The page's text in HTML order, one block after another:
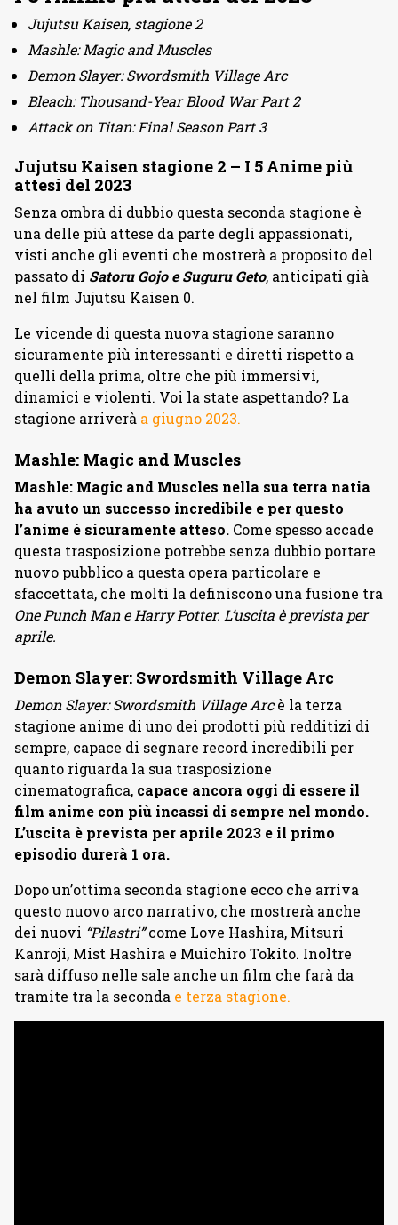
Jujutsu Kaisen, stagione 2
Mashle: Magic and Muscles
Demon Slayer: Swordsmith Village Arc
Bleach: Thousand-Year Blood War Part 2
Attack on Titan: Final Season Part 3
Jujutsu Kaisen stagione 2 – I 5 Anime più
attesi del 2023
Senza ombra di dubbio questa seconda stagione è
una delle più attese da parte degli appassionati,
visti anche gli eventi che mostrerà a proposito del
passato di Satoru Gojo e Suguru Geto, anticipati già
nel film Jujutsu Kaisen 0.
Le vicende di questa nuova stagione saranno
sicuramente più interessanti e diretti rispetto a
quelli della prima, oltre che più immersivi,
dinamici e violenti. Voi la state aspettando? La
stagione arriverà a giugno 2023.
Mashle: Magic and Muscles
Mashle: Magic and Muscles nella sua terra natia
ha avuto un successo incredibile e per questo
l’anime è sicuramente atteso. Come spesso accade
questa trasposizione potrebbe senza dubbio portare
nuovo pubblico a questa opera particolare e
sfaccettata, che molti la definiscono una fusione tra
One Punch Man e Harry Potter. L’uscita è prevista per
aprile.
Demon Slayer: Swordsmith Village Arc
Demon Slayer: Swordsmith Village Arcè la terza
stagione anime di uno dei prodotti più redditizi di
sempre, capace di segnare record incredibili per
quanto riguarda la sua trasposizione
cinematografica, capace ancora oggi di essere il
film anime con più incassi di sempre nel mondo.
L’uscita è prevista per aprile 2023 e il primo
episodio durerà 1 ora.
Dopo un’ottima seconda stagione ecco che arriva
questo nuovo arco narrativo, che mostrerà anche
dei nuovi “Pilastri”come Love Hashira, Mitsuri
Kanroji, Mist Hashira e Muichiro Tokito. Inoltre
sarà diffuso nelle sale anche un film che farà da
tramite tra la seconda e terza stagione.